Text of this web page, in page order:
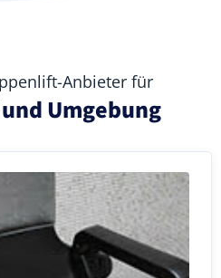
Anbieter für
Umgebung